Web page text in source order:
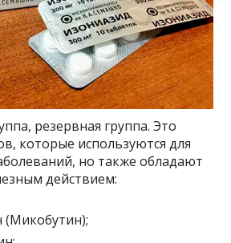
резервная группа. Это
которые используются для
но также обладают
действием:
(Микобутин);